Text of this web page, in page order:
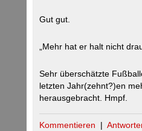
Gut gut.
„Mehr hat er halt nicht
Sehr überschätzte
letzten Jahr(zehnt?)en
herausgebracht. Hmpf.
Kommentieren |